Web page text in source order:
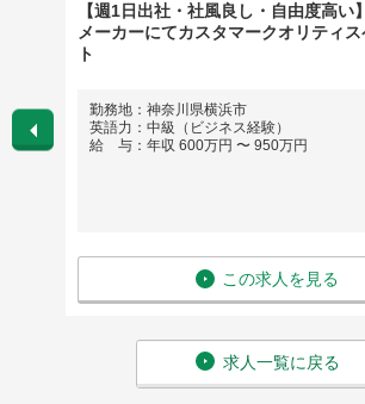
【週1日出社・社風良し・自由度高い
メーカーにてカスタマークオリティ
ト
勤務地：神奈川県横浜市
英語力：中級（ビジネス経験）
給 与：年収 600万円 〜 950万円
この求人を見る
求人一覧に戻る